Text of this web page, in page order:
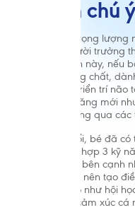
mẹ cần chú ý
Khi mới sinh, trọng
lượng não người trưởng
Trong thời gian này, nếu
uống đủ dưỡng chất,
giúp trẻ phát triển trí
huy nhiều kỹ năng mới
tình huống thông qua
Đến năm 3 tuổi, bé đã
hỏi qua sự kết hợp 3 kỹ
huống. Do đó, bên cạnh
cho bé, bố mẹ nên tạo
động sáng tạo như hội
triển thêm về cảm xúc cá